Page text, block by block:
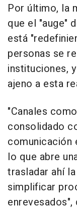
Por último, la
que el "auge"
está
personas se
instituciones,
ajeno a esta
"Canales
consolidado
comunicación
lo que abre
trasladar ahí
simplificar